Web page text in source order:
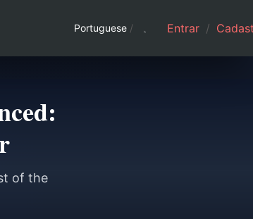
Portuguese / Entrar /
of the